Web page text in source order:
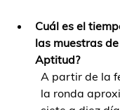
Cuál es el
las muestras
Aptitud?
A partir de la
la ronda